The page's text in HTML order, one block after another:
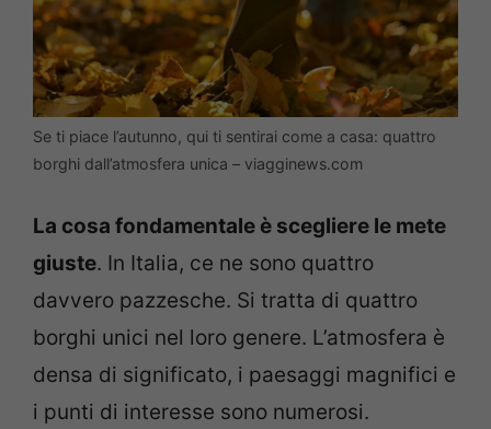
Se ti piace l’autunno, qui ti sentirai come a casa: quattro
borghi dall’atmosfera unica – viagginews.com
La cosa fondamentale è scegliere le mete
giuste. In Italia, ce ne sono quattro
davvero pazzesche. Si tratta di quattro
borghi unici nel loro genere. L’atmosfera è
densa di significato, i paesaggi magnifici e
i punti di interesse sono numerosi.